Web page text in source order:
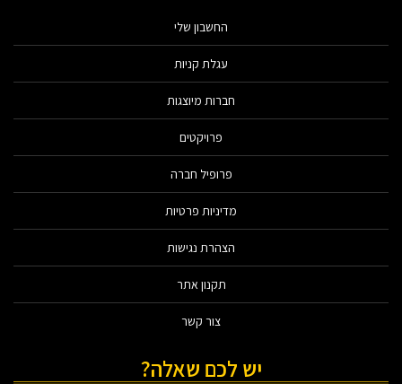
החשבון שלי
עגלת קניות
חברות מיוצגות
פרויקטים
פרופיל חברה
מדיניות פרטיות
הצהרת נגישות
תקנון אתר
צור קשר
יש לכם שאלה?